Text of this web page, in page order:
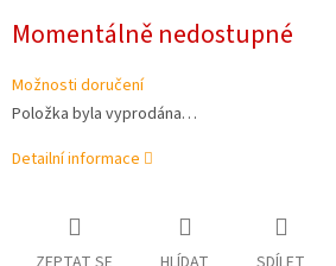
cena:
Momentálně nedostupné
Možnosti doručení
Položka byla vyprodána…
Detailní informace